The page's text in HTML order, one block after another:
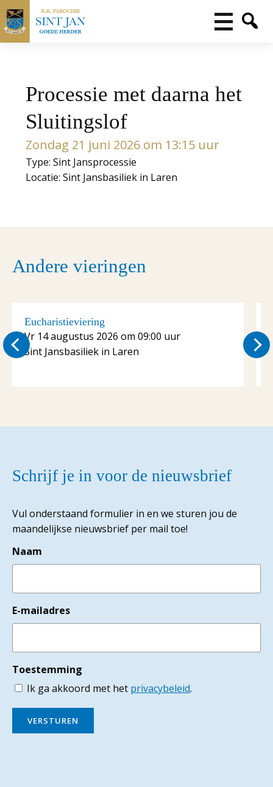
Processie met daarna het
Sluitingslof
Zondag 21 juni 2026 om 13:15 uur
Type: Sint Jansprocessie
Locatie: Sint Jansbasiliek in Laren
Andere vieringen
Eucharistieviering
Vr 14 augustus 2026 om 09:00 uur
Sint Jansbasiliek in Laren
Schrijf je in voor de nieuwsbrief
Vul onderstaand formulier in en we sturen jou de
maandelijkse nieuwsbrief per mail toe!
Naam
E-mailadres
Toestemming
Ik ga akkoord met het privacybeleid.
VERSTUREN